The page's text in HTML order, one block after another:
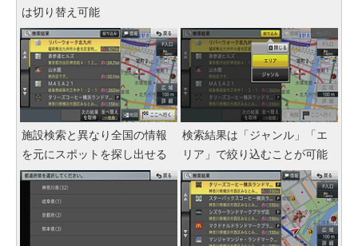
は切り替え可能
施設検索と異なり全国の情報
を元にスポットを探し出せる
検索結果は「ジャンル」「エ
リア」で絞り込むことが可能